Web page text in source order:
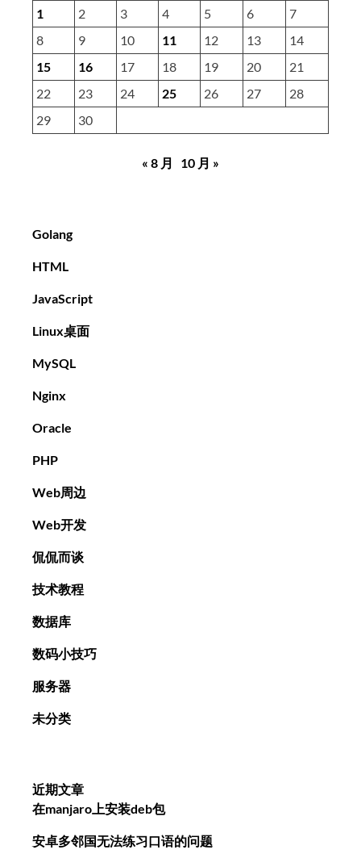
1
2 3 4 5 6
7
8
9 10 11 12 13
14
15
16 17 18 19 20
21
22
23 24 25 26 27
28
29
30
« 8 月 10 月 »
Golang
HTML
JavaScript
Linux桌面
MySQL
Nginx
Oracle
PHP
Web周边
Web开发
侃侃而谈
技术教程
数据库
数码小技巧
服务器
未分类
近期文章
在manjaro上安装deb包
安卓多邻国无法练习口语的问题